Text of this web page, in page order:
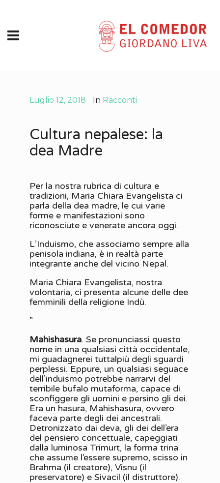
Luglio 12, 2018 In Racconti
Cultura nepalese: la
dea Madre
Per la nostra rubrica di cultura e
tradizioni, Maria Chiara Evangelista ci
parla della dea madre, le cui varie
forme e manifestazioni sono
riconosciute e venerate ancora oggi.
L’Induismo, che associamo sempre alla
penisola indiana, è in realtà parte
integrante anche del vicino Nepal.
Maria Chiara Evangelista, nostra
volontaria, ci presenta alcune delle dee
femminili della religione Indù.
”
Mahishasura. Se pronunciassi questo
nome in una qualsiasi città occidentale,
mi guadagnerei tuttalpiù degli sguardi
perplessi. Eppure, un qualsiasi seguace
dell’induismo potrebbe narrarvi del
terribile bufalo mutaforma, capace di
sconfiggere gli uomini e persino gli dei.
Era un hasura, Mahishasura, ovvero
faceva parte degli dei ancestrali.
Detronizzato dai deva, gli dei dell’era
del pensiero concettuale, capeggiati
dalla luminosa Trimurt, la forma trina
che assume l’essere supremo, scisso in
Brahma (il creatore), Visnu (il
preservatore) e Sivacil (il distruttore).